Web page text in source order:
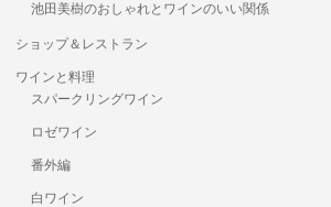
池田美樹のおしゃれとワインのいい関係
ショップ＆レストラン
ワインと料理
スパークリングワイン
ロゼワイン
番外編
白ワイン